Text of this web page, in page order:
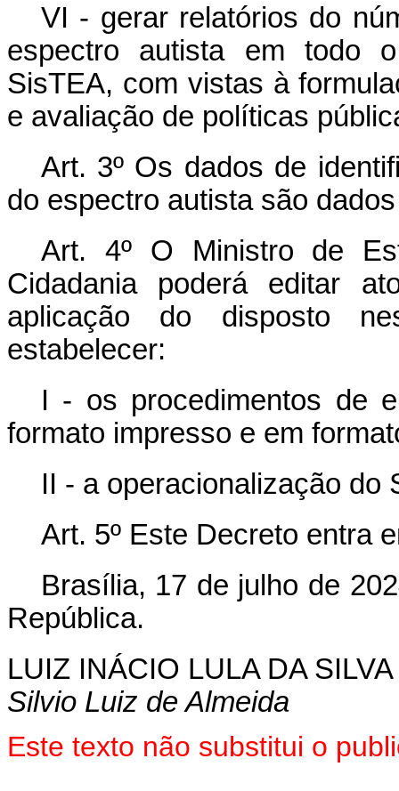
VI - gerar relatórios do
espectro autista em todo
SisTEA, com vistas à
e avaliação de políticas
Art. 3º Os dados de
do espectro autista são
Art. 4º O Ministro de
Cidadania poderá editar
aplicação do disposto
estabelecer:
I - os procedimentos de
formato impresso e em
II - a operacionalização do
Art. 5º Este Decreto entra
Brasília, 17 de julho de
República.
LUIZ INÁCIO LULA DA SILVA
Silvio Luiz de Almeida
Este texto não substitui o